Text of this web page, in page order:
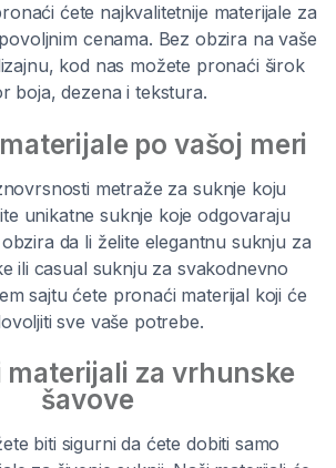
ćete najkvalitetnije materijale za
cenama. Bez obzira na vaše
kod nas možete pronaći širok
boja, dezena i tekstura.
po vašoj meri
metraže za suknje koju
unikatne suknje koje odgovaraju
da li želite elegantnu suknju za
ili casual suknju za svakodnevno
sajtu ćete pronaći materijal koji će
sve vaše potrebe.
materijali za vrhunske
šavove
biti sigurni da ćete dobiti samo